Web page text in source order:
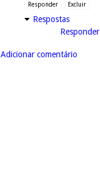
Responder Excluir
Respostas
Responder
Adicionar comentário